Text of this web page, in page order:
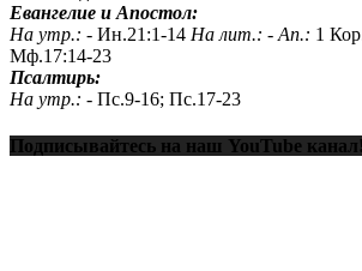
Евангелие и Апостол:
На утр.: - Ин.21:1-14 На лит.: - Ап.: 1
Мф.17:14-23
Псалтирь:
На утр.: - Пс.9-16; Пс.17-23
Подписывайтесь на наш YouTube канал!